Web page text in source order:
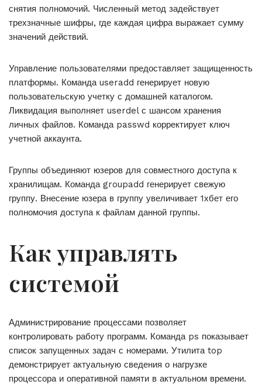
снятия полномочий. Численный метод задействует
трехзначные шифры, где каждая цифра выражает сумму
значений действий.
Управление пользователями предоставляет защищенность
платформы. Команда useradd генерирует новую
пользовательскую учетку с домашней каталогом.
Ликвидация выполняет userdel с шансом хранения
личных файлов. Команда passwd корректирует ключ
учетной аккаунта.
Группы объединяют юзеров для совместного доступа к
хранилищам. Команда groupadd генерирует свежую
группу. Внесение юзера в группу увеличивает 1хбет его
полномочия доступа к файлам данной группы.
Как управлять
системой
Администрирование процессами позволяет
контролировать работу программ. Команда ps показывает
список запущенных задач с номерами. Утилита top
демонстрирует актуальную сведения о нагрузке
процессора и оперативной памяти в актуальном времени.